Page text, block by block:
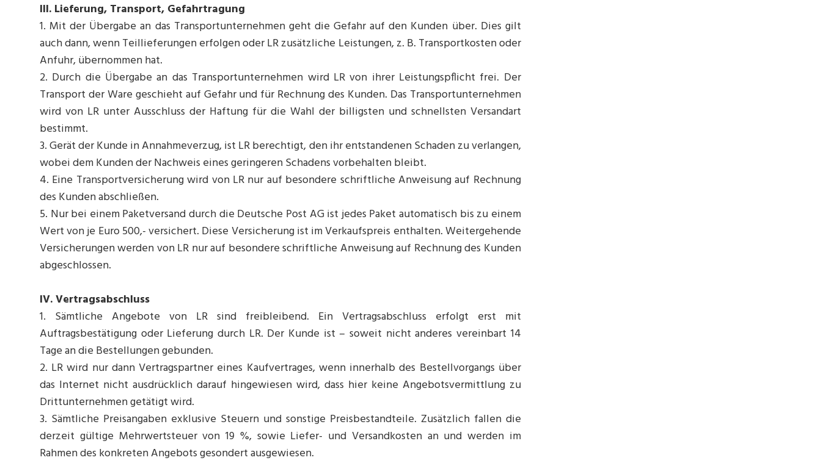
III. Lieferung, Transport, Gefahrtragung
1. Mit der Übergabe an das Transportunternehmen geht die Gefahr auf den Kunden über. Dies gilt
auch dann, wenn Teillieferungen erfolgen oder LR zusätzliche Leistungen, z. B. Transportkosten oder
Anfuhr, übernommen hat.
2. Durch die Übergabe an das Transportunternehmen wird LR von ihrer Leistungspflicht frei. Der
Transport der Ware geschieht auf Gefahr und für Rechnung des Kunden. Das Transportunternehmen
wird von LR unter Ausschluss der Haftung für die Wahl der billigsten und schnellsten Versandart
bestimmt.
3. Gerät der Kunde in Annahmeverzug, ist LR berechtigt, den ihr entstandenen Schaden zu verlangen,
wobei dem Kunden der Nachweis eines geringeren Schadens vorbehalten bleibt.
4. Eine Transportversicherung wird von LR nur auf besondere schriftliche Anweisung auf Rechnung
des Kunden abschließen.
5. Nur bei einem Paketversand durch die Deutsche Post AG ist jedes Paket automatisch bis zu einem
Wert von je Euro 500,- versichert. Diese Versicherung ist im Verkaufspreis enthalten. Weitergehende
Versicherungen werden von LR nur auf besondere schriftliche Anweisung auf Rechnung des Kunden
abgeschlossen.
IV. Vertragsabschluss
1. Sämtliche Angebote von LR sind freibleibend. Ein Vertragsabschluss erfolgt erst mit
Auftragsbestätigung oder Lieferung durch LR. Der Kunde ist – soweit nicht anderes vereinbart 14
Tage an die Bestellungen gebunden.
2. LR wird nur dann Vertragspartner eines Kaufvertrages, wenn innerhalb des Bestellvorgangs über
das Internet nicht ausdrücklich darauf hingewiesen wird, dass hier keine Angebotsvermittlung zu
Drittunternehmen getätigt wird.
3. Sämtliche Preisangaben exklusive Steuern und sonstige Preisbestandteile. Zusätzlich fallen die
derzeit gültige Mehrwertsteuer von 19 %, sowie Liefer- und Versandkosten an und werden im
Rahmen des konkreten Angebots gesondert ausgewiesen.